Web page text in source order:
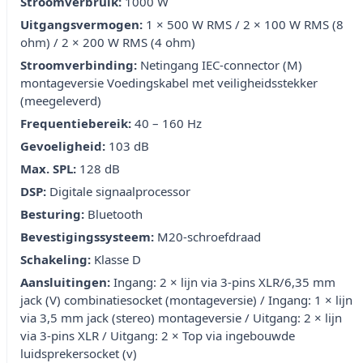
Uitgangsvermogen: 1 × 500 W RMS / 2 × 100 W RMS (8
ohm) / 2 × 200 W RMS (4 ohm)
Stroomverbinding: Netingang IEC-connector (M)
montageversie Voedingskabel met veiligheidsstekker
(meegeleverd)
Frequentiebereik: 40 – 160 Hz
Gevoeligheid: 103 dB
Max. SPL: 128 dB
DSP: Digitale signaalprocessor
Besturing: Bluetooth
Bevestigingssysteem: M20-schroefdraad
Schakeling: Klasse D
Aansluitingen: Ingang: 2 × lijn via 3-pins XLR/6,35 mm
jack (V) combinatiesocket (montageversie) / Ingang: 1 × lijn
via 3,5 mm jack (stereo) montageversie / Uitgang: 2 × lijn
via 3-pins XLR / Uitgang: 2 × Top via ingebouwde
luidsprekersocket (v)